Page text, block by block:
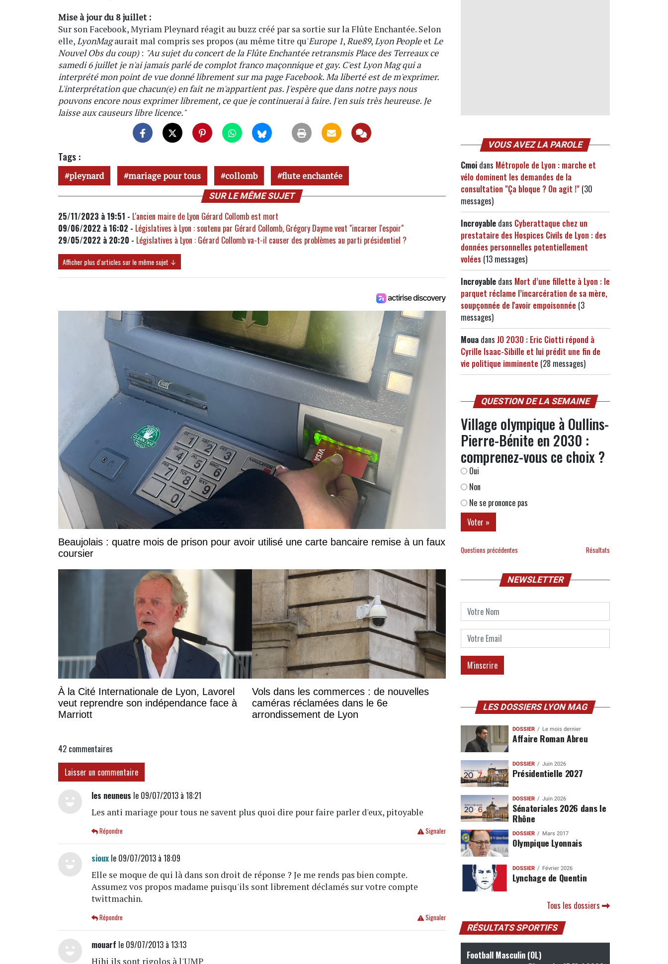
Mise à jour du 8 juillet :
Sur son Facebook, Myriam Pleynard réagit au buzz créé par sa sortie sur la Flûte Enchantée. Selon
elle,LyonMagaurait mal compris ses propos (au même titre qu'Europe 1,Rue89,Lyon PeopleetLe
Nouvel Obs du coup): "Au sujet du concert de la Flûte Enchantée retransmis Place des Terreaux ce
samedi 6 juillet je n'ai jamais parlé de complot franco maçonnique et gay. C'est Lyon Mag qui a
interprété mon point de vue donné librement sur ma page Facebook. Ma liberté est de m'exprimer.
L'interprétation que chacun(e) en fait ne m'appartient pas. J'espère que dans notre pays nous
pouvons encore nous exprimer librement, ce que je continuerai à faire. J'en suis très heureuse. Je
laisse aux causeurs libre licence."
Tags :
pleynard mariage pour tous collomb flute enchantée
SUR LE MÊME SUJET
25/11/2023 à 19:51 - L'ancien maire de Lyon Gérard Collomb est mort
09/06/2022 à 16:02 - Législatives à Lyon : soutenu par Gérard Collomb, Grégory Dayme veut "incarner l'espoir"
29/05/2022 à 20:20 - Législatives à Lyon : Gérard Collomb va-t-il causer des problèmes au parti présidentiel ?
Afficher plus d'articles sur le même sujet ↓
Beaujolais : quatre mois de prison pour avoir utilisé une carte bancaire remise à un faux
coursier
À la Cité Internationale de Lyon, Lavorel
veut reprendre son indépendance face à
Marriott
Vols dans les commerces : de nouvelles
caméras réclamées dans le 6e
arrondissement de Lyon
42 commentaires
Laisser un commentaire
les neuneus le 09/07/2013 à 18:21
Les anti mariage pour tous ne savent plus quoi dire pour faire parler d'eux, pitoyable
Signaler
Répondre
sioux le 09/07/2013 à 18:09
Elle se moque de qui là dans son droit de réponse ? Je me rends pas bien compte.
Assumez vos propos madame puisqu'ils sont librement déclamés sur votre compte
twittmachin.
Signaler
Répondre
mouarf le 09/07/2013 à 13:13
Hihi ils sont rigolos à l'UMP
VOUS AVEZ LA PAROLE
Cmoi dans Métropole de Lyon : marche et
vélo dominent les demandes de la
consultation "Ça bloque ? On agit !" (30
messages)
Incroyable dans Cyberattaque chez un
prestataire des Hospices Civils de Lyon : des
données personnelles potentiellement
volées (13 messages)
Incroyable dans Mort d’une fillette à Lyon : le
parquet réclame l’incarcération de sa mère,
soupçonnée de l'avoir empoisonnée (3
messages)
Moua dans JO 2030 : Eric Ciotti répond à
Cyrille Isaac-Sibille et lui prédit une fin de
vie politique imminente (28 messages)
QUESTION DE LA SEMAINE
Village olympique à Oullins-
Pierre-Bénite en 2030 :
comprenez-vous ce choix ?
Oui
Non
Ne se prononce pas
Questions précédentes Résultats
NEWSLETTER
LES DOSSIERS LYON MAG
DOSSIER Le mois dernier
Affaire Roman Abreu
DOSSIER Juin 2026
Présidentielle 2027
DOSSIER Juin 2026
Sénatoriales 2026 dans le
Rhône
DOSSIER Mars 2017
Olympique Lyonnais
DOSSIER Février 2026
Lynchage de Quentin
Tous les dossiers
RÉSULTATS SPORTIFS
Football Masculin (OL)